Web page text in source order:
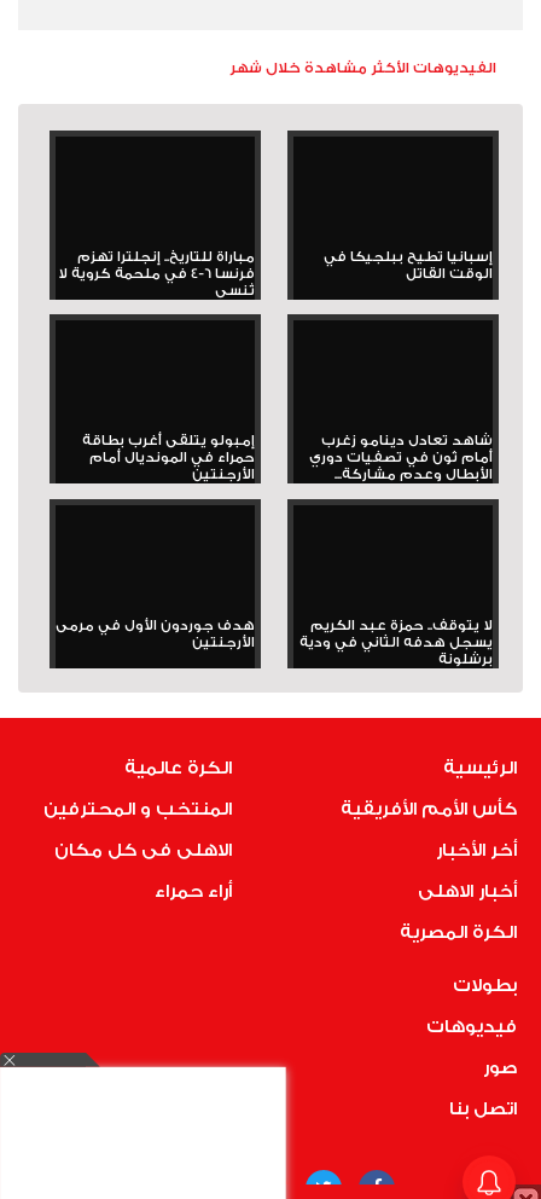
الفيديوهات الأكثر مشاهدة خلال شهر
إسبانيا تطيح ببلجيكا في
الوقت القاتل
مباراة للتاريخ.. إنجلترا تهزم
فرنسا 6-4 في ملحمة كروية لا
تُنسى
شاهد تعادل دينامو زغرب
أمام ثون في تصفيات دوري
الأبطال وعدم مشاركة...
إمبولو يتلقى أغرب بطاقة
حمراء في المونديال أمام
الأرجنتين
لا يتوقف.. حمزة عبد الكريم
يسجل هدفه الثاني في ودية
برشلونة
هدف جوردون الأول في مرمى
الأرجنتين
الرئيسية
كأس الأمم الأفريقية
أخر الأخبار
أخبار الاهلى
الكرة المصرية
الكرة عالمية
المنتخب و المحترفين
الاهلى فى كل مكان
أراء حمراء
بطولات
فيديوهات
صور
اتصل بنا